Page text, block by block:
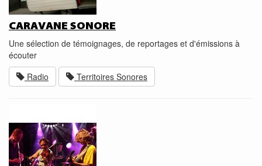
CARAVANE SONORE
Une sélection de témoignages, de reportages et d'émissions à
écouter
Radio
Territoires Sonores